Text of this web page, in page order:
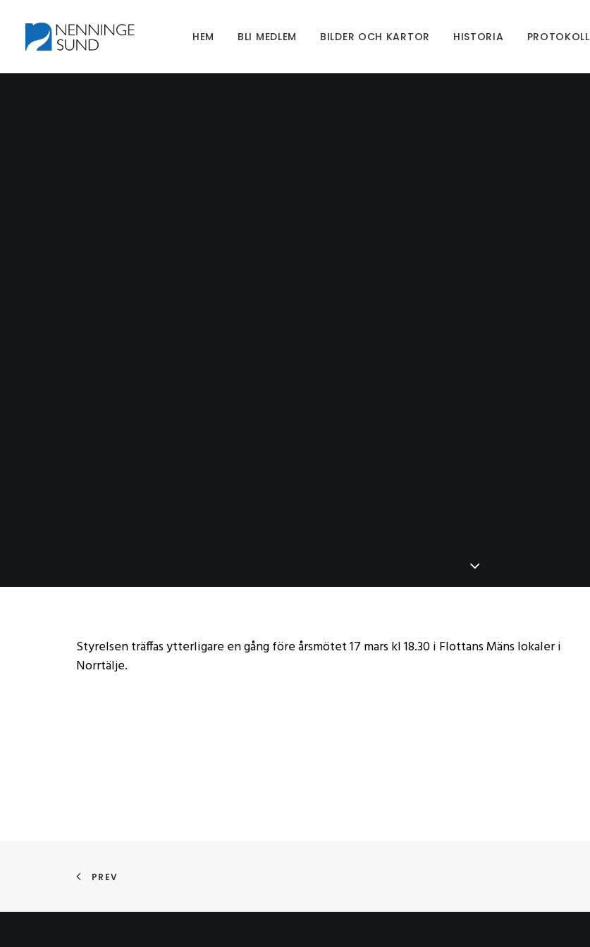
HEM BLI MEDLEM BILDER OCH KARTOR HISTORIA PROTOKOLL
Styrelsen träffas ytterligare en gång före årsmötet 17 mars kl 18.30 i Flottans Mäns lokaler i
Norrtälje.
PREV